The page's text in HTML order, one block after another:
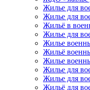
Жилье для
Жилье для
Жильё в
Жилье для
Жилье
Жильё
Жилье
Жилье для
Жилье для
Жильё для